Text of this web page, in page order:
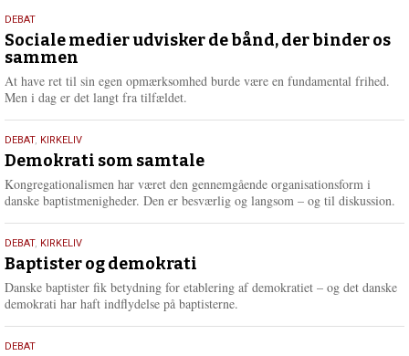
18.
maj
2026
DEBAT
Sociale medier udvisker de bånd, der binder os
sammen
At have ret til sin egen opmærksomhed burde være en fundamental frihed.
Men i dag er det langt fra tilfældet.
18.
maj
2026
DEBAT, KIRKELIV
Demokrati som samtale
Kongregationalismen har været den gennemgående organisationsform i
danske baptistmenigheder. Den er besværlig og langsom – og til diskussion.
18.
maj
2026
DEBAT, KIRKELIV
Baptister og demokrati
Danske baptister fik betydning for etablering af demokratiet – og det danske
demokrati har haft indflydelse på baptisterne.
18.
DEBAT